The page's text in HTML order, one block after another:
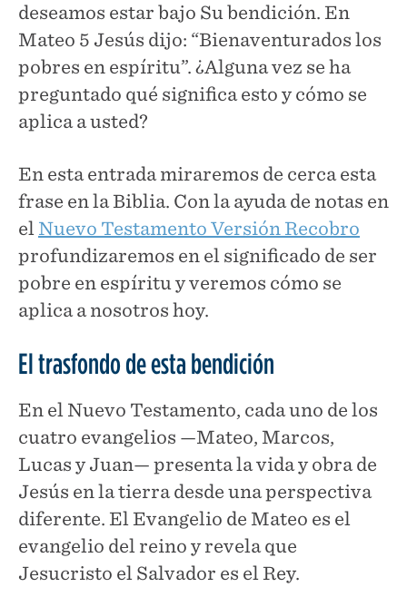
deseamos estar bajo Su bendición. En
Mateo 5 Jesús dijo: “Bienaventurados los
pobres en espíritu”. ¿Alguna vez se ha
preguntado qué significa esto y cómo se
aplica a usted?
En esta entrada miraremos de cerca esta
frase en la Biblia. Con la ayuda de notas en
el Nuevo Testamento Versión Recobro
profundizaremos en el significado de ser
pobre en espíritu y veremos cómo se
aplica a nosotros hoy.
El trasfondo de esta bendición
En el Nuevo Testamento, cada uno de los
cuatro evangelios —Mateo, Marcos,
Lucas y Juan— presenta la vida y obra de
Jesús en la tierra desde una perspectiva
diferente. El Evangelio de Mateo es el
evangelio del reino y revela que
Jesucristo el Salvador es el Rey.